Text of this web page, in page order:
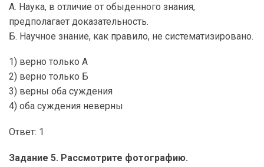
А. Наука, в отличие от обыденного знания,
предполагает доказательность.
Б. Научное знание, как правило, не систематизировано.
1) верно только А
2) верно только Б
3) верны оба суждения
4) оба суждения неверны
Ответ: 1
Задание 5. Рассмотрите фотографию.